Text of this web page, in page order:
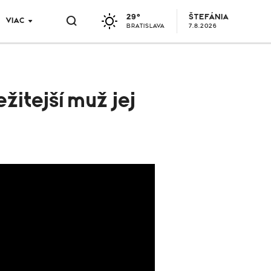
VIAC 29°
BRATISLAVA
ŠTEFÁNIA
7.8.2026
muž jej